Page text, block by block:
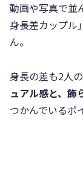
動画や写真で並
身長差カップル
ん。
身長の差も2人
ュアル感と、飾
つかんでいるポ